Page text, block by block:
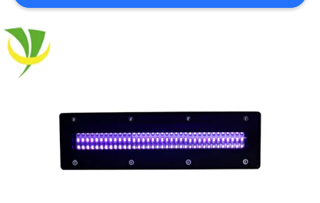
PLAN
DU
SITE
PRIVACY
POLICY